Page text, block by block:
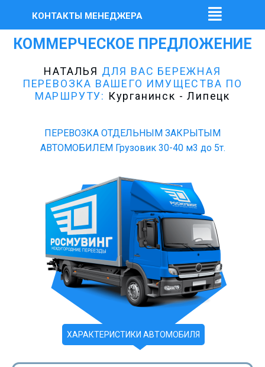
КОНТАКТЫ МЕНЕДЖЕРА
КОММЕРЧЕСКОЕ ПРЕДЛОЖЕНИЕ
НАТАЛЬЯ ДЛЯ ВАС БЕРЕЖНАЯ
ПЕРЕВОЗКА ВАШЕГО ИМУЩЕСТВА ПО
МАРШРУТУ: Курганинск - Липецк
ПЕРЕВОЗКА ОТДЕЛЬНЫМ ЗАКРЫТЫМ
АВТОМОБИЛЕМ Грузовик 30-40 м3 до 5т.
ХАРАКТЕРИСТИКИ АВТОМОБИЛЯ